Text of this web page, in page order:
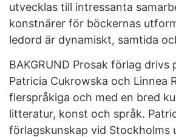
utvecklas till intressanta
konstnärer för böckernas
ledord är dynamiskt, samtida
BAKGRUND Prosak förlag drivs
Patricia Cukrowska och Linnea
flerspråkiga och med en bred
litteratur, konst och språk.
förlagskunskap vid Stockholms